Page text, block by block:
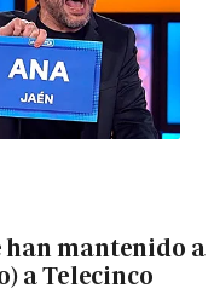
han mantenido a
a Telecinco